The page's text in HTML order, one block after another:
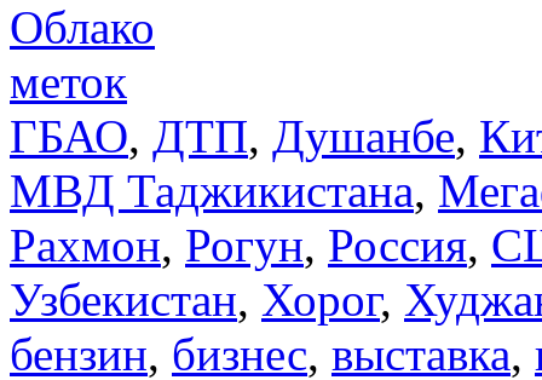
Облако
меток
ГБАО, ДТП, Душанбе,
МВД Таджикистана,
Рахмон, Рогун, Россия,
Узбекистан, Хорог,
бензин, бизнес, выставка,